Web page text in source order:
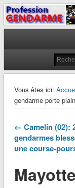
Le journal des
Vous êtes ici:
gendarme porte
← Camelin (02):
gendarmes
une course-